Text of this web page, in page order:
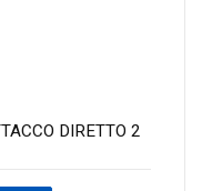
DIRETTO 2